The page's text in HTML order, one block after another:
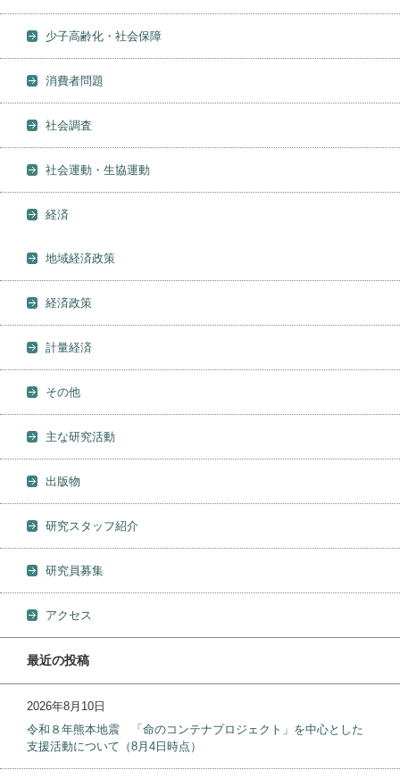
少子高齢化・社会保障
消費者問題
社会調査
社会運動・生協運動
経済
地域経済政策
経済政策
計量経済
その他
主な研究活動
出版物
研究スタッフ紹介
研究員募集
アクセス
最近の投稿
2026年8月10日
令和８年熊本地震 「命のコンテナプロジェクト」を中心とした
支援活動について（8月4日時点）